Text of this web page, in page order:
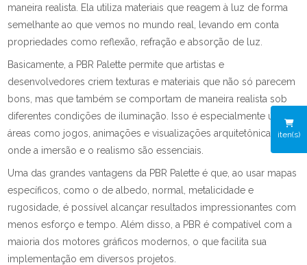
iten(s)
maneira realista. Ela utiliza materiais que reagem à luz de forma
semelhante ao que vemos no mundo real, levando em conta
propriedades como reflexão, refração e absorção de luz.
Basicamente, a PBR Palette permite que artistas e
desenvolvedores criem texturas e materiais que não só parecem
bons, mas que também se comportam de maneira realista sob
diferentes condições de iluminação. Isso é especialmente útil em
áreas como jogos, animações e visualizações arquitetônicas,
onde a imersão e o realismo são essenciais.
Uma das grandes vantagens da PBR Palette é que, ao usar mapas
específicos, como o de albedo, normal, metalicidade e
rugosidade, é possível alcançar resultados impressionantes com
menos esforço e tempo. Além disso, a PBR é compatível com a
maioria dos motores gráficos modernos, o que facilita sua
implementação em diversos projetos.